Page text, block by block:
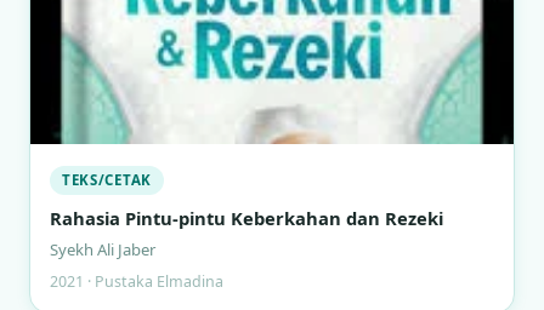
TEKS/CETAK
Rahasia Pintu-pintu Keberkahan dan Rezeki
Syekh Ali Jaber
2021 · Pustaka Elmadina